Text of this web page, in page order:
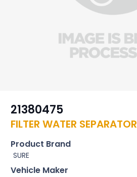
21380475
FILTER WATER SEPARATOR
Product Brand
SURE
Vehicle Maker